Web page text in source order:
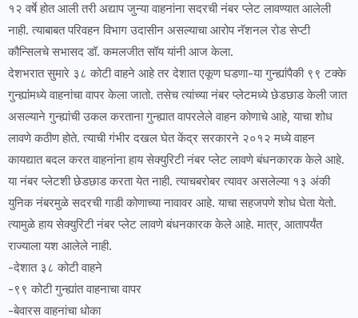
१२ वर्षे होत आली तरी अद्याप जुन्या वाहनांना सदरची नंबर प्लेट लावण्यात आलेली
नाही. त्याबाबत परिवहन विभाग उदासीन असल्याचा आरोप नॅशनल रोड सेप्टी
कौन्सिलचे सभासद डॉ. कमलजीत सॉय यांनी आज केला.
देशभरात सुमारे ३८ कोटी वाहने आहे तर देशात एकूण घडणा-या गुन्ह्यांंपैकी ९९ टक्के
गुन्ह्यांंमध्ये वाहनांचा वापर केला जातो. तसेच त्यांच्या नंबर प्लेटमध्ये छेडछाड केली जात
असल्याने गुन्ह्यांची उकल करताना गुन्ह्यात वापरलेले वाहन कोणाचे आहे, याचा शोध
लावणे कठीण होते. त्याची गंभीर दखल घेत केंद्र सरकारने २०१२ मध्ये वाहन
कायद्यात बदल करत वाहनांना हाय सेक्युरिटी नंबर प्लेट लावणे बंधनकारक केले आहे.
या नंबर प्लेटशी छेडछाड करता येत नाही. त्याचबरोबर त्यावर असलेल्या १३ अंकी
युनिक नंबरमुळे सदरची गाडी कोणाच्या नावावर आहे. याचा सहजपणे शोध घेता येतो.
त्यामुळे हाय सेक्युरिटी नंबर प्लेट लावणे बंधनकारक केले आहे. मात्र, आतापर्यंत
राज्याला यश आलेले नाही.
-देशात ३८ कोटी वाहने
-९९ कोटी गुन्ह्यांत वाहनाचा वापर
-बेवारस वाहनांचा धोका